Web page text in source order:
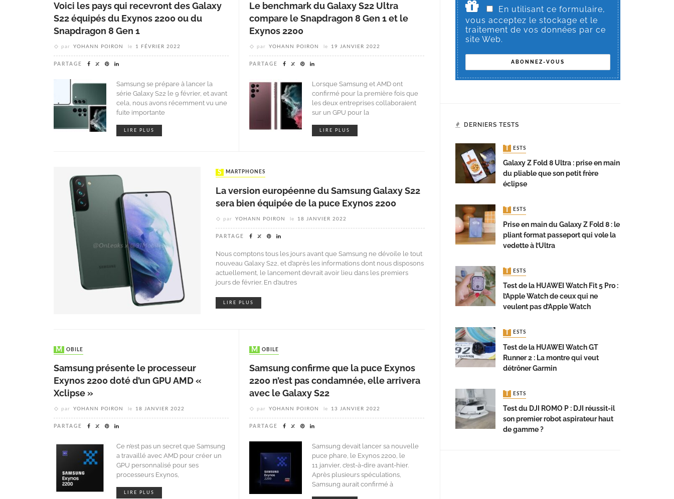
Voici les pays qui recevront des Galaxy
S22 équipés du Exynos 2200 ou du
Snapdragon 8 Gen 1
par YOHANN POIRON le 1 FÉVRIER 2022
PARTAGE
Samsung se prépare à lancer la
série Galaxy S22 le 9 février, et avant
cela, nous avons récemment vu une
fuite importante
LIRE PLUS
Le benchmark du Galaxy S22 Ultra
compare le Snapdragon 8 Gen 1 et le
Exynos 2200
par YOHANN POIRON le 19 JANVIER 2022
PARTAGE
Lorsque Samsung et AMD ont
confirmé pour la première fois que
les deux entreprises collaboraient
sur un GPU pour la
LIRE PLUS
SMARTPHONES
La version européenne du Samsung Galaxy S22
sera bien équipée de la puce Exynos 2200
par YOHANN POIRON le 18 JANVIER 2022
PARTAGE
Nous comptons tous les jours avant que Samsung ne dévoile le tout
nouveau Galaxy S22, et d’après les informations dont nous disposons
actuellement, le lancement devrait avoir lieu dans les premiers
jours de février. En d’autres
LIRE PLUS
MOBILE
Samsung présente le processeur
Exynos 2200 doté d’un GPU AMD «
Xclipse »
par YOHANN POIRON le 18 JANVIER 2022
PARTAGE
Ce n’est pas un secret que Samsung
a travaillé avec AMD pour créer un
GPU personnalisé pour ses
processeurs Exynos,
LIRE PLUS
MOBILE
Samsung confirme que la puce Exynos
2200 n’est pas condamnée, elle arrivera
avec le Galaxy S22
par YOHANN POIRON le 13 JANVIER 2022
PARTAGE
Samsung devait lancer sa nouvelle
puce phare, le Exynos 2200, le
11 janvier, c’est-à-dire avant-hier.
Après plusieurs spéculations,
Samsung aurait confirmé à
En utilisant ce formulaire,
vous acceptez le stockage et le
traitement de vos données par ce
site Web.
DERNIERS TESTS
TESTS
Galaxy Z Fold 8 Ultra : prise en main
du pliable que son petit frère
éclipse
TESTS
Prise en main du Galaxy Z Fold 8 : le
pliant format passeport qui vole la
vedette à l’Ultra
TESTS
Test de la HUAWEI Watch Fit 5 Pro :
l’Apple Watch de ceux qui ne
veulent pas d’Apple Watch
TESTS
Test de la HUAWEI Watch GT
Runner 2 : La montre qui veut
détrôner Garmin
TESTS
Test du DJI ROMO P : DJI réussit-il
son premier robot aspirateur haut
de gamme ?